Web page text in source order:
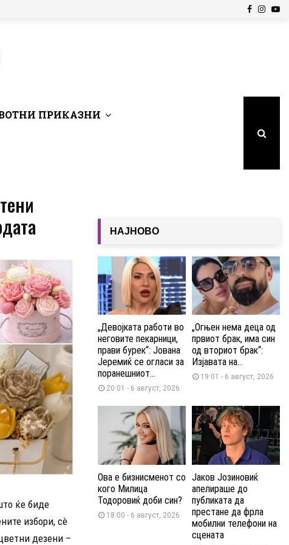
Facebook
ПРИКАЗНИ
ќе биде
избори, сè
дезени –
НАЈНОВО
„Девојката работи во
неговите пекарници,
прави бурек“: Јована
Јеремиќ се огласи за
поранешниот...
20:01 - 6 август, 2026
„Огњен нема деца од
првиот брак, има син
од вториот брак“:
Изјавата на...
19:01 - 6 август, 2026
Ова е бизнисменот со
кого Милица
Тодоровиќ доби син?
18:00 - 6 август, 2026
Јаков Јозиновиќ
апелираше до
публиката да
престане да фрла
мобилни телефони на
сцената